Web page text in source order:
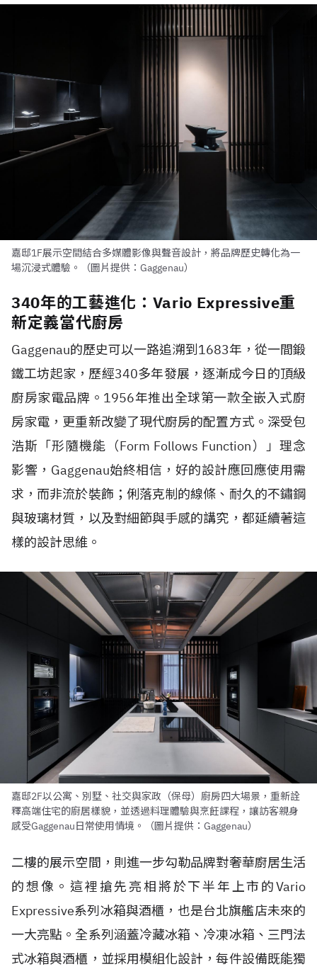
嘉邸1F展示空間結合多媒體影像與聲音設計，將品牌歷史轉化為一
場沉浸式體驗。（圖片提供：Gaggenau）
340年的工藝進化：Vario Expressive重
新定義當代廚房
Gaggenau的歷史可以一路追溯到1683年，從一間鍛
鐵工坊起家，歷經340多年發展，逐漸成今日的頂級
廚房家電品牌。1956年推出全球第一款全嵌入式廚
房家電，更重新改變了現代廚房的配置方式。深受包
浩斯「形隨機能（Form Follows Function）」理念
影響，Gaggenau始終相信，好的設計應回應使用需
求，而非流於裝飾；俐落克制的線條、耐久的不鏽鋼
與玻璃材質，以及對細節與手感的講究，都延續著這
樣的設計思維。
嘉邸2F以公寓、別墅、社交與家政（保母）廚房四大場景，重新詮
釋高端住宅的廚居樣貌，並透過料理體驗與烹飪課程，讓訪客親身
感受Gaggenau日常使用情境。（圖片提供：Gaggenau）
二樓的展示空間，則進一步勾勒品牌對奢華廚居生活
的想像。這裡搶先亮相將於下半年上市的Vario
Expressive系列冰箱與酒櫃，也是台北旗艦店未來的
一大亮點。全系列涵蓋冷藏冰箱、冷凍冰箱、三門法
式冰箱與酒櫃，並採用模組化設計，每件設備既能獨